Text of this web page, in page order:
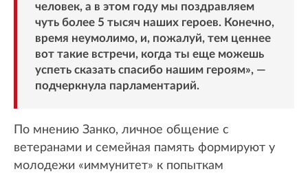
человек, а в этом году мы поздравляем
чуть более 5 тысяч наших героев. Конечно,
время неумолимо, и, пожалуй, тем ценнее
вот такие встречи, когда ты еще можешь
успеть сказать спасибо нашим героям», —
подчеркнула парламентарий.
По мнению Занко, личное общение с
ветеранами и семейная память формируют у
молодежи «иммунитет» к попыткам